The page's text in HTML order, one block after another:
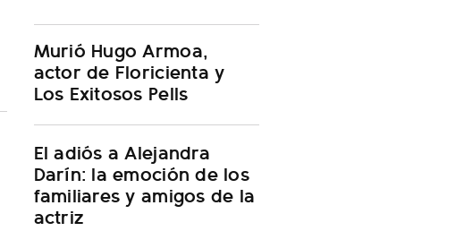
Murió Hugo Armoa,
actor de Floricienta y
Los Exitosos Pells
El adiós a Alejandra
Darín: la emoción de los
familiares y amigos de la
actriz